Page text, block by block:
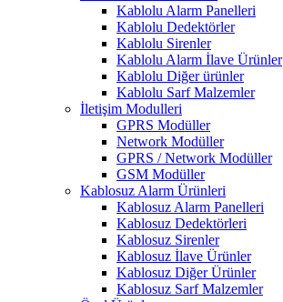
Kablolu Alarm Panelleri
Kablolu Dedektörler
Kablolu Sirenler
Kablolu Alarm İlave Ürünler
Kablolu Diğer ürünler
Kablolu Sarf Malzemler
İletişim Modulleri
GPRS Modüller
Network Modüller
GPRS / Network Modüller
GSM Modüller
Kablosuz Alarm Ürünleri
Kablosuz Alarm Panelleri
Kablosuz Dedektörleri
Kablosuz Sirenler
Kablosuz İlave Ürünler
Kablosuz Diğer Ürünler
Kablosuz Sarf Malzemler